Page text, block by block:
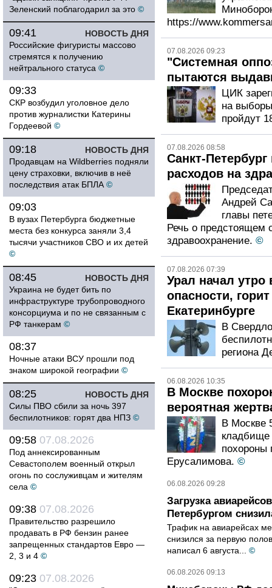
Зеленский поблагодарил за это ©
НОВОСТЬ ДНЯ
09:41
Российские фигуристы массово
стремятся к получению
нейтрального статуса ©
09:33
СКР возбудил уголовное дело
против журналистки Катерины
Гордеевой ©
НОВОСТЬ ДНЯ
09:18
Продавцам на Wildberries подняли
цену страховки, включив в неё
последствия атак БПЛА ©
09:03
В вузах Петербурга бюджетные
места без конкурса заняли 3,4
тысячи участников СВО и их детей
©
НОВОСТЬ ДНЯ
08:45
Украина не будет бить по
инфраструктуре трубопроводного
консорциума и по не связанным с
РФ танкерам ©
08:37
Ночные атаки ВСУ прошли под
знаком широкой географии ©
НОВОСТЬ ДНЯ
08:25
Силы ПВО сбили за ночь 397
беспилотников: горят два НПЗ ©
09:58 07.08.2026
Под аннексированным
Севастополем военный открыл
огонь по сослуживцам и жителям
села ©
09:38 07.08.2026
Правительство разрешило
продавать в РФ бензин ранее
запрещенных стандартов Евро —
2, 3 и 4 ©
09:23 07.08.2026
https://
07.08.2026 09:23
"Системная
пытаются
ЦИК
на
пройдут
07.08.2026 08:58
Санкт-
расходов на
Андрей
главы
Речь о предстоящем
здравоохранение. ©
07.08.2026 07:39
Урал начал утро
опасности,
Екатеринбурге
В
региона
06.08.2026 10:35
В Москве
вероятная
В Москве
кладбище
похороны
Ерусалимова. ©
06.08.2026 09:28
Загрузка
Петербургом
Трафик на авиарейсах
снизился за первую
написал 6 августа...
©
06.08.2026 09:13